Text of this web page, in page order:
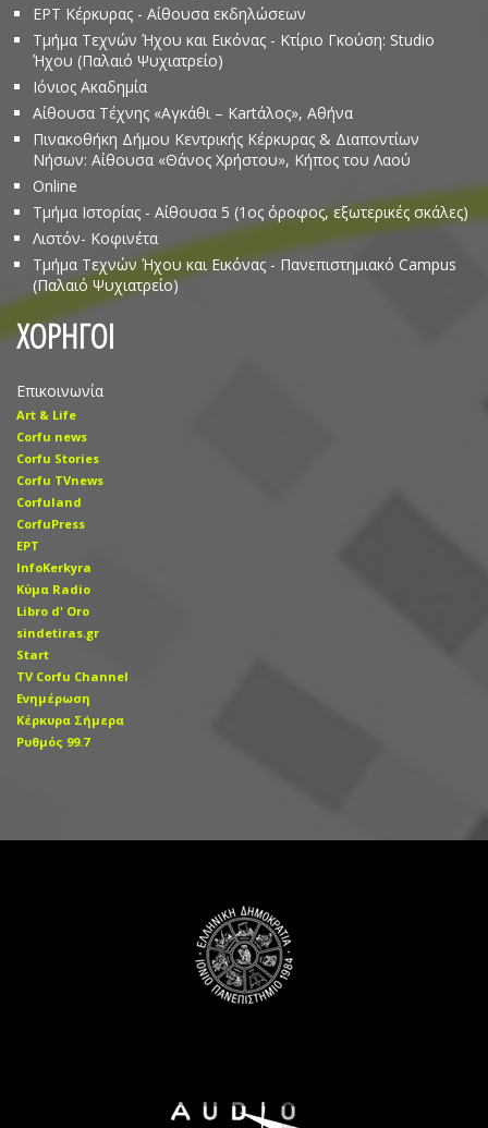
ΕΡΤ Κέρκυρας - Αίθουσα εκδηλώσεων
Τμήμα Τεχνών Ήχου και Εικόνας - Κτίριο Γκούση: Studio
Ήχου (Παλαιό Ψυχιατρείο)
Ιόνιος Ακαδημία
Αίθουσα Τέχνης «Αγκάθι – Kartάλος», Αθήνα
Πινακοθήκη Δήμου Κεντρικής Κέρκυρας & Διαποντίων
Νήσων: Αίθουσα «Θάνος Χρήστου», Κήπος του Λαού
Online
Τμήμα Ιστορίας - Αίθουσα 5 (1ος όροφος, εξωτερικές σκάλες)
Λιστόν- Κοφινέτα
Τμήμα Τεχνών Ήχου και Εικόνας - Πανεπιστημιακό Campus
(Παλαιό Ψυχιατρείο)
ΧΟΡΗΓΟΙ
Επικοινωνία
Art & Life
Corfu news
Corfu Stories
Corfu TVnews
Corfuland
CorfuPress
EΡT
InfoKerkyra
Kύμα Radio
Libro d' Οro
sindetiras.gr
Start
TV Corfu Channel
Ενημέρωση
Κέρκυρα Σήμερα
Ρυθμός 99.7